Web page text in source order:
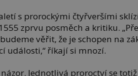
s prorockými čtyřveršími
zprvu posměch a kritiku.
věřit, že je schopen na
události,“ říkají si mnozí.
Jednotlivá proroctví se totiž